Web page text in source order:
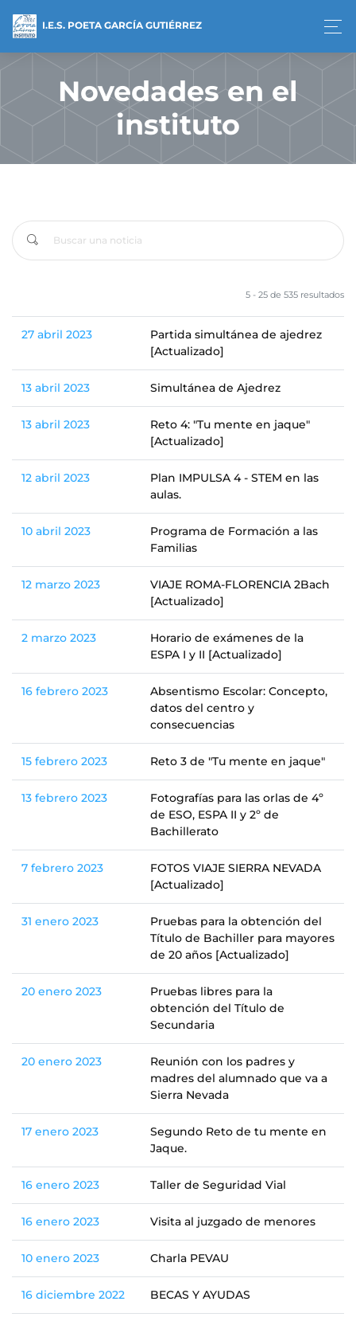
I.E.S. POETA GARCÍA GUTIÉRREZ
Novedades en el
instituto
5 - 25 de 535 resultados
27 abril 2023
Partida simultánea de ajedrez
[Actualizado]
13 abril 2023 Simultánea de Ajedrez
13 abril 2023
Reto 4: "Tu mente en jaque"
[Actualizado]
12 abril 2023
Plan IMPULSA 4 - STEM en las
aulas.
10 abril 2023
Programa de Formación a las
Familias
12 marzo 2023
VIAJE ROMA-FLORENCIA 2Bach
[Actualizado]
2 marzo 2023
Horario de exámenes de la
ESPA I y II [Actualizado]
16 febrero 2023
Absentismo Escolar: Concepto,
datos del centro y
consecuencias
15 febrero 2023 Reto 3 de "Tu mente en jaque"
13 febrero 2023
Fotografías para las orlas de 4º
de ESO, ESPA II y 2º de
Bachillerato
7 febrero 2023
FOTOS VIAJE SIERRA NEVADA
[Actualizado]
31 enero 2023
Pruebas para la obtención del
Título de Bachiller para mayores
de 20 años [Actualizado]
20 enero 2023
Pruebas libres para la
obtención del Título de
Secundaria
20 enero 2023
Reunión con los padres y
madres del alumnado que va a
Sierra Nevada
17 enero 2023
Segundo Reto de tu mente en
Jaque.
16 enero 2023 Taller de Seguridad Vial
16 enero 2023 Visita al juzgado de menores
10 enero 2023 Charla PEVAU
16 diciembre 2022 BECAS Y AYUDAS